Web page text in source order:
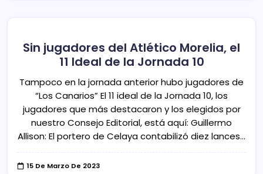
Sin jugadores del Atlético Morelia, el
11 Ideal de la Jornada 10
Tampoco en la jornada anterior hubo jugadores de
“Los Canarios” El 11 ideal de la Jornada 10, los
jugadores que más destacaron y los elegidos por
nuestro Consejo Editorial, está aquí: Guillermo
Allison: El portero de Celaya contabilizó diez lances…
15 De Marzo De 2023